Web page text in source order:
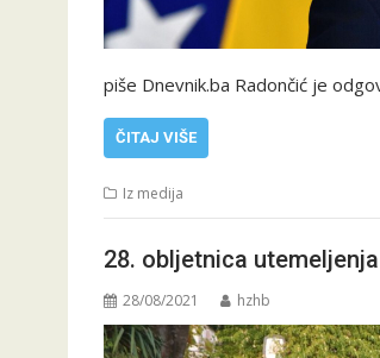
piše Dnevnik.ba Radončić je
ČITAJ VIŠE
Iz medija
28. obljetnica
28/08/2021 hzhb